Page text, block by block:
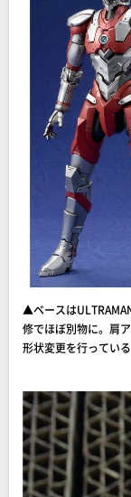
▲ベースは
修でほぼ別物に。肩
形状変更を行っている